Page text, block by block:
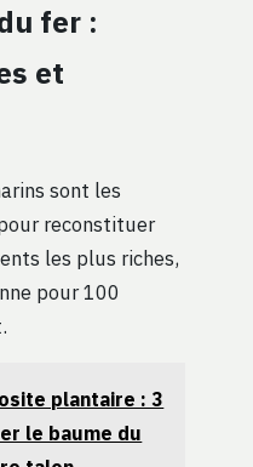
fer :
et
sont les
reconstituer
les plus riches,
pour 100
plantaire : 3
le baume du